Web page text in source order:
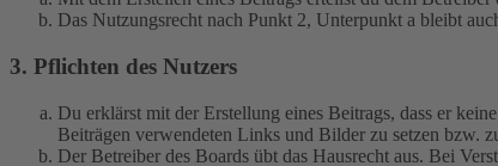
Das Nutzungsrecht nach Punkt 2, Unterpunkt a bleibt
3. Pflichten des Nutzers
Du erklärst mit der Erstellung eines Beitrags, dass er
Beiträgen verwendeten Links und Bilder zu setzen bzw.
Der Betreiber des Boards übt das Hausrecht aus. Bei